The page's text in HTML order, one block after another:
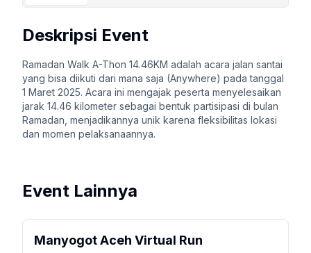
Deskripsi Event
Ramadan Walk A-Thon 14.46KM adalah acara jalan santai
yang bisa diikuti dari mana saja (Anywhere) pada tanggal
1 Maret 2025. Acara ini mengajak peserta menyelesaikan
jarak 14.46 kilometer sebagai bentuk partisipasi di bulan
Ramadan, menjadikannya unik karena fleksibilitas lokasi
dan momen pelaksanaannya.
Event Lainnya
Manyogot Aceh Virtual Run